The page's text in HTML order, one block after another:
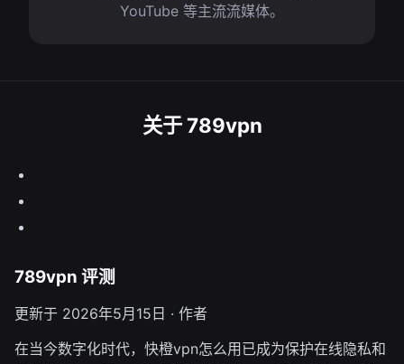
YouTube 等主流流媒体。
关于 789vpn
789vpn 评测
更新于 2026年5月15日 · 作者
在当今数字化时代，快橙vpn怎么用已成为保护在线隐私和